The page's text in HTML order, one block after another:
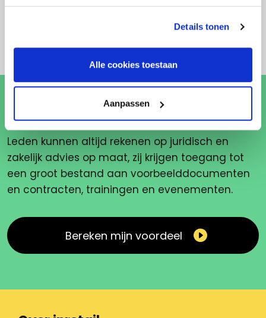
Details tonen
Alle cookies toestaan
Aanpassen
Ik wil graag lid worden
Leden kunnen altijd rekenen op juridisch en
zakelijk advies op maat, zij krijgen toegang tot
een groot bestand aan voorbeelddocumenten
en contracten, trainingen en evenementen.
Bereken mijn voordeel